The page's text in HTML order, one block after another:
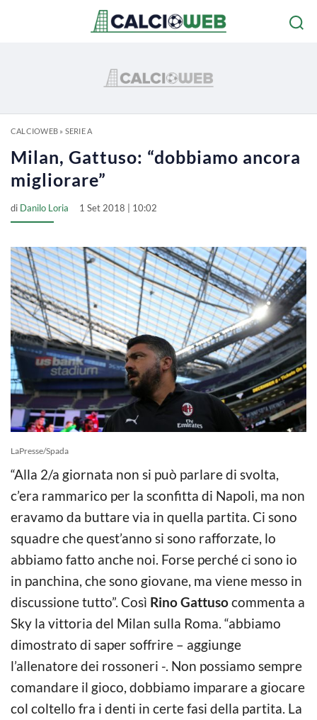
CALCIOWEB» SERIE A
Milan, Gattuso: “dobbiamo ancora
migliorare”
di Danilo Loria 1 Set 2018 | 10:02
LaPresse/Spada
“Alla 2/a giornata non si può parlare di svolta,
c’era rammarico per la sconfitta di Napoli, ma non
eravamo da buttare via in quella partita. Ci sono
squadre che quest’anno si sono rafforzate, lo
abbiamo fatto anche noi. Forse perché ci sono io
in panchina, che sono giovane, ma viene messo in
discussione tutto”. Così Rino Gattusocommenta a
Sky la vittoria del Milan sulla Roma. “abbiamo
dimostrato di saper soffrire – aggiunge
l’allenatore dei rossoneri -. Non possiamo sempre
comandare il gioco, dobbiamo imparare a giocare
col coltello fra i denti in certe fasi della partita. La